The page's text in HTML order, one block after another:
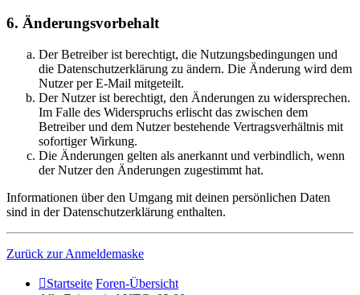
6. Änderungsvorbehalt
Der Betreiber ist berechtigt, die Nutzungsbedingungen und
die Datenschutzerklärung zu ändern. Die Änderung wird dem
Nutzer per E-Mail mitgeteilt.
Der Nutzer ist berechtigt, den Änderungen zu widersprechen.
Im Falle des Widerspruchs erlischt das zwischen dem
Betreiber und dem Nutzer bestehende Vertragsverhältnis mit
sofortiger Wirkung.
Die Änderungen gelten als anerkannt und verbindlich, wenn
der Nutzer den Änderungen zugestimmt hat.
Informationen über den Umgang mit deinen persönlichen Daten
sind in der Datenschutzerklärung enthalten.
Zurück zur Anmeldemaske
Startseite Foren-Übersicht